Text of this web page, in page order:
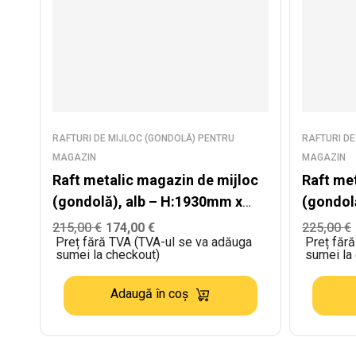
RAFTURI DE MIJLOC (GONDOLĂ) PENTRU
MAGAZIN
Raft metalic magazin de mijloc
(gondolă), alb – H:1930mm x
L:1000mm x B:500mm
215,00€ 174,00 €
Preț fără TVA (TVA-ul se va adăuga
sumei la checkout)
Adaugă în coș
RAFTURI
MAGAZIN
Raft
225,00€
Preț
sumei la